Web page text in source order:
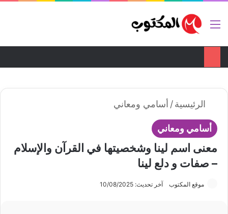
القائمة
الرئيسية/ أسامي ومعاني
أسامي ومعاني
معنى اسم لينا وشخصيتها في القرآن والإسلام
– صفات و دلع لينا
موقع المكتوب آخر تحديث: 10/08/2025
ضع اعلانك هنا